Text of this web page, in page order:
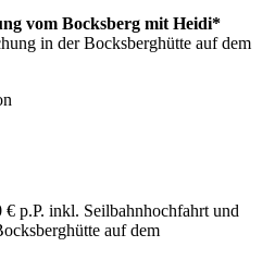
vom Bocksberg mit Heidi*
in der Bocksberghütte auf dem
p.P. inkl. Seilbahnhochfahrt und
auf dem